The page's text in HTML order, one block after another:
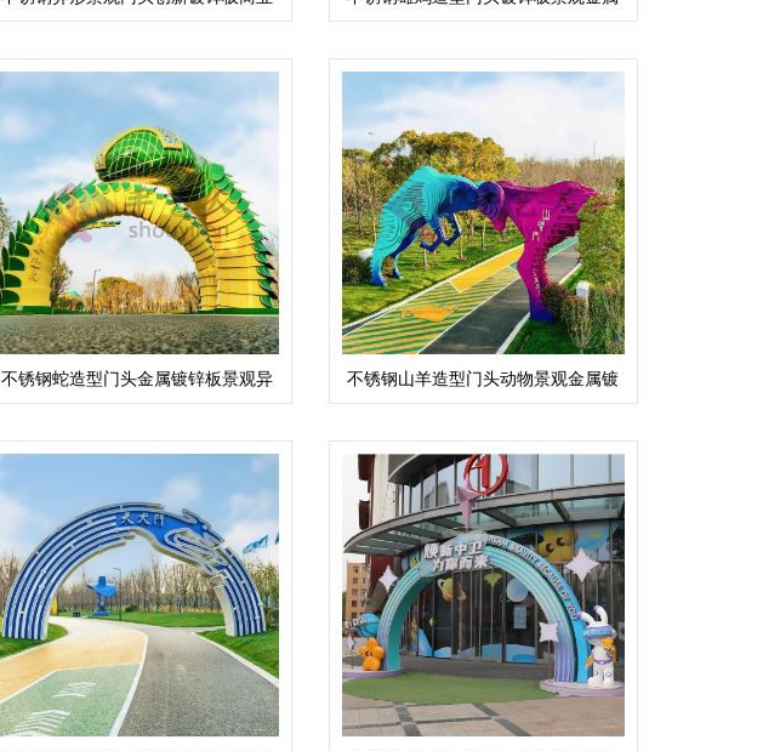
打卡大门
大门造型
不锈钢蛇造型门头金属镀锌板景观异
形大门
不锈钢山羊造型门头动物景观金属镀
锌板大门